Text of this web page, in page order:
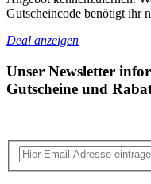
Gutscheincode benötigt ihr
Deal anzeigen
Unser Newsletter
Gutscheine und